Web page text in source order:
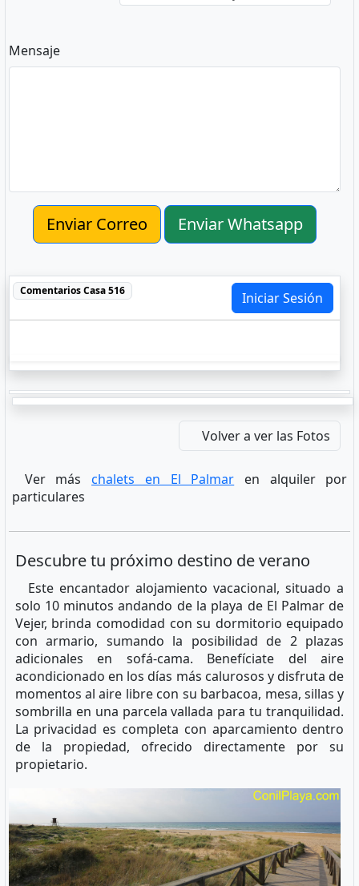
Mensaje
Enviar Correo Enviar Whatsapp
ComentariosCasa 516 Iniciar Sesión
Volver a ver las Fotos
Ver máschalets en El Palmar en alquiler por
particulares
Descubre tu próximo destino de verano
Este encantador alojamiento vacacional, situado a
solo 10 minutos andando de la playa de El Palmar de
Vejer, brinda comodidad con su dormitorio equipado
con armario, sumando la posibilidad de 2 plazas
adicionales en sofá-cama. Benefíciate del aire
acondicionado en los días más calurosos y disfruta de
momentos al aire libre con su barbacoa, mesa, sillas y
sombrilla en una parcela vallada para tu tranquilidad.
La privacidad es completa con aparcamiento dentro
de la propiedad, ofrecido directamente por su
propietario.